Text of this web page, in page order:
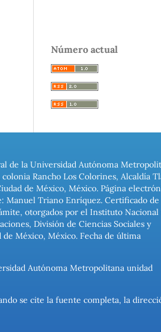
Número actual
de la Universidad Autónoma
Rancho Los Colorines, Alcaldía
de México, México. Página
Triano Enríquez. Certificado de
otorgados por el Instituto Nacional
División de Ciencias Sociales y
de México, México. Fecha de última
Autónoma Metropolitana unidad
se cite la fuente completa, la